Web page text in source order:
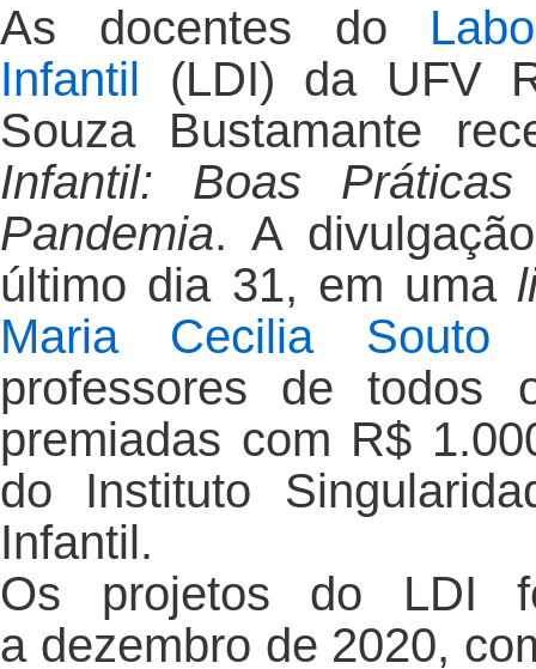
As docentes do
Infantil (LDI) da UFV
Souza Bustamante
Infantil: Boas
Pandemia. A
último dia 31, em uma
Maria Cecilia Souto
professores de todos
premiadas com R$
do Instituto
Infantil.
Os projetos do LDI
a dezembro de 2020,